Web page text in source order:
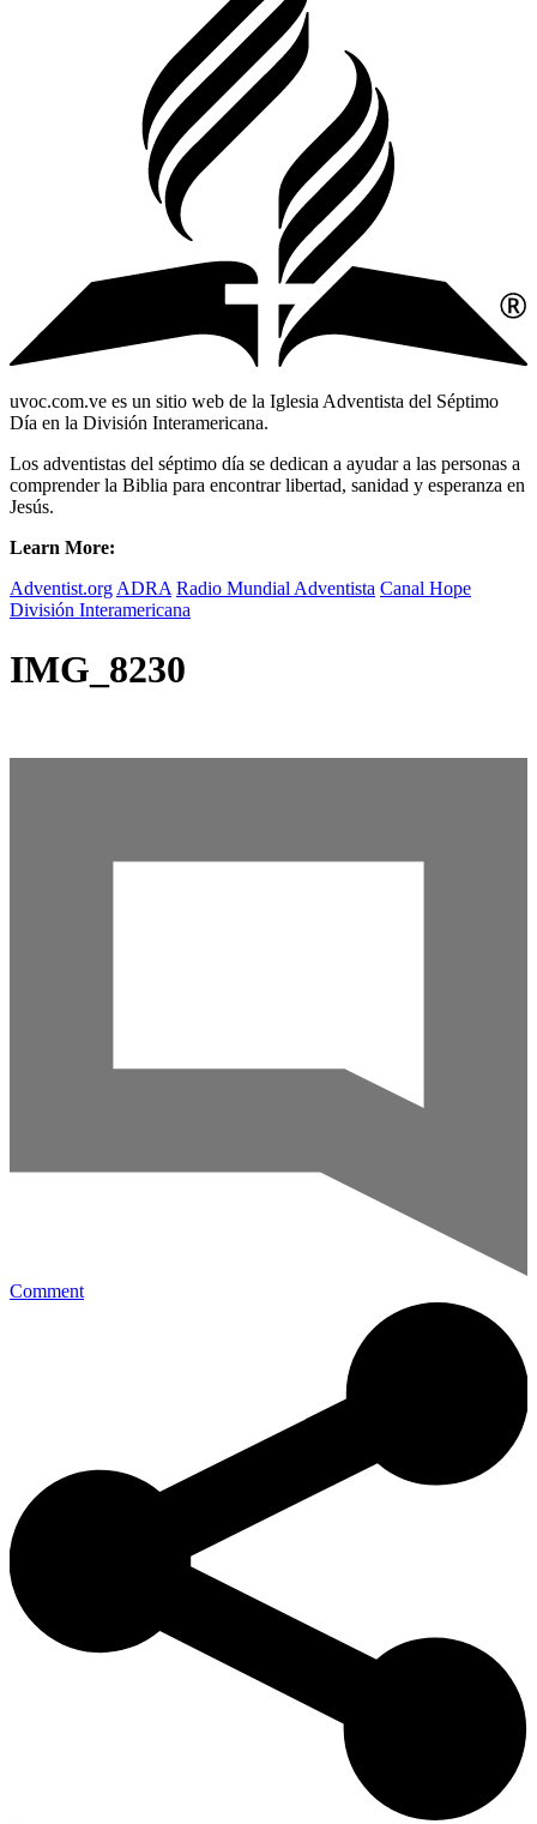
uvoc.com.ve es un sitio web de la Iglesia Adventista del Séptimo
Día en la División Interamericana.
Los adventistas del séptimo día se dedican a ayudar a las personas a
comprender la Biblia para encontrar libertad, sanidad y esperanza en
Jesús.
Learn More:
Adventist.org ADRA Radio Mundial Adventista Canal Hope
División Interamericana
IMG_8230
Comment